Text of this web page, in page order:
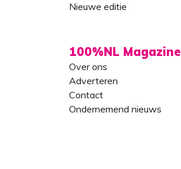
Nieuwe editie
100%NL Magazine
Over ons
Adverteren
Contact
Ondernemend nieuws